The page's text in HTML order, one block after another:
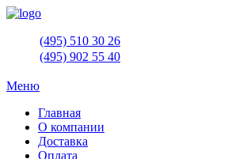
(495) 510 30 26
(495) 902 55 40
Меню
Главная
О компании
Доставка
Оплата